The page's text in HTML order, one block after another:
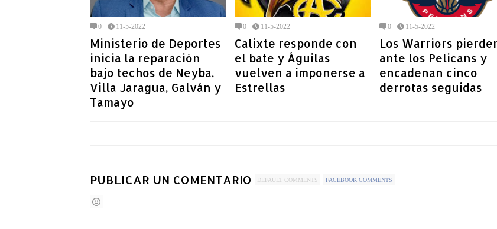
0 11-5-2022
Ministerio de Deportes
inicia la reparación
bajo techos de Neyba,
Villa Jaragua, Galván y
Tamayo
0 11-5-2022
Calixte responde con
el bate y Águilas
vuelven a imponerse a
Estrellas
0 11-5-2022
Los Warriors
ante los Pelicans y
encadenan cinco
derrotas seguidas
PUBLICAR UN COMENTARIO DEFAULT COMMENTS FACEBOOK COMMENTS